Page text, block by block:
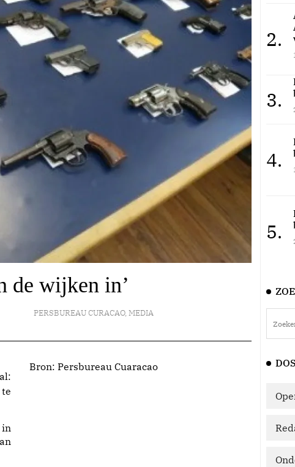
de wijken in’
PERSBUREAU CURACAO, MEDIA
Bron: Persbureau Cuaracao
2.
3.
4.
5.